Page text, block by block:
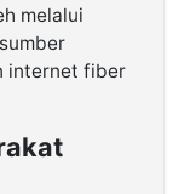
melalui
internet fiber